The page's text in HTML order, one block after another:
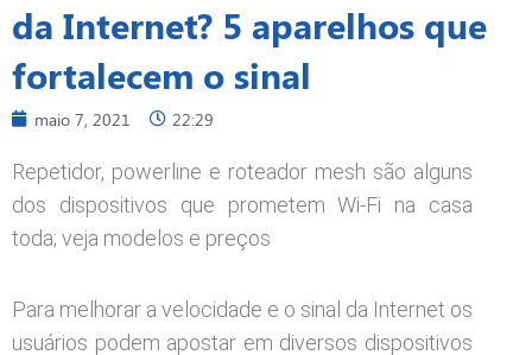
da Internet? 5 aparelhos que
fortalecem o sinal
maio 7, 2021 22:29
Repetidor, powerline e roteador mesh são alguns
dos dispositivos que prometem Wi-Fi na casa
toda; veja modelos e preços
Para melhorar a velocidade e o sinal da Internet os
usuários podem apostar em diversos dispositivos